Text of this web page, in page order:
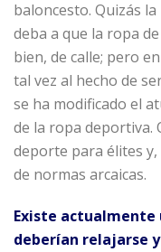
baloncesto. Quizás
deba a que la ropa
bien, de calle; pero
tal vez al hecho de
se ha modificado el
de la ropa deportiva.
deporte para élites y,
de normas arcaicas.
Existe actualmente
deberían relajarse